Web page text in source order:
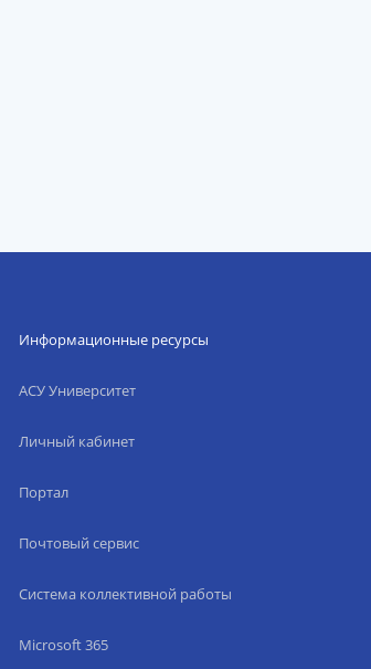
Информационные ресурсы
АСУ Университет
Личный кабинет
Портал
Почтовый сервис
Система коллективной работы
Microsoft 365